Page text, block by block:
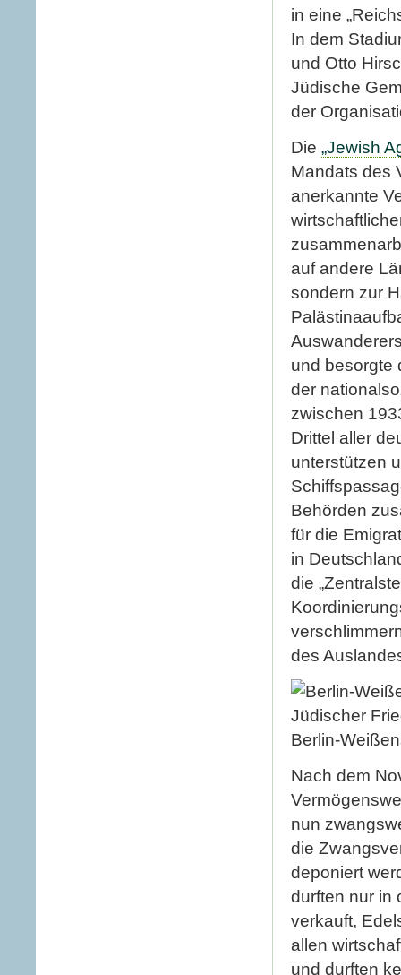
in eine
In dem
und Otto
Jüdische
der
Die „Jewish
Mandats des
anerkannte
auf andere
sondern zur
und besorgte
der
zwischen
Drittel aller
unterstützen
Behörden
für die
in
die
des
Berlin-
Nach dem
nun
die
deponiert
durften nur in
verkauft,
allen
und durften